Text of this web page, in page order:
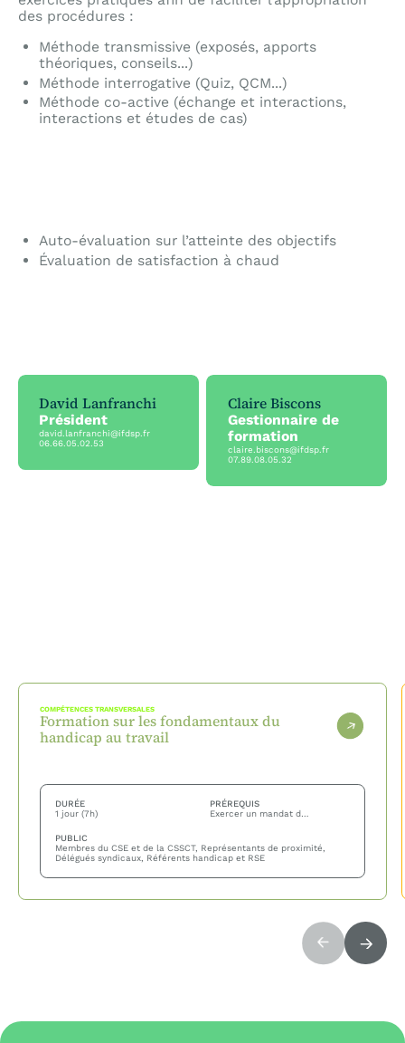
des procédures :
Méthode transmissive (exposés, apports
théoriques, conseils...)
Méthode interrogative (Quiz, QCM...)
Méthode co-active (échange et interactions,
interactions et études de cas)
Auto-évaluation sur l’atteinte des objectifs
Évaluation de satisfaction à chaud
David Lanfranchi
Président
david.lanfranchi@ifdsp.fr
06.66.05.02.53
Claire Biscons
Gestionnaire de
formation
claire.biscons@ifdsp.fr
07.89.08.05.32
COMPÉTENCES TRANSVERSALES
Formation sur les fondamentaux du
handicap au travail
DURÉE
1 jour (7h)
PRÉREQUIS
Exercer un mandat de représentant du personnel ou une fonction syndicale en entreprise — aucune connaissance préalable du handicap n'est nécessaire.
PUBLIC
Membres du CSE et de la CSSCT, Représentants de proximité,
Délégués syndicaux, Référents handicap et RSE